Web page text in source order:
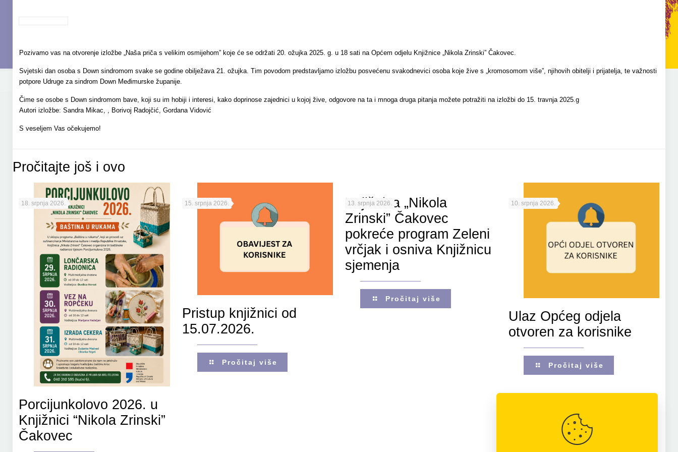
Pozivamo vas na otvorenje izložbe „Naša priča s velikim osmijehom” koje će se održati 20. ožujka 2025. g. u 18 sati na Općem odjelu Knjižnice „Nikola Zrinski” Čakovec.
Svjetski dan osoba s Down sindromom svake se godine obilježava 21. ožujka. Tim povodom predstavljamo izložbu posvećenu svakodnevici osoba koje žive s „kromosomom više”, njihovih obitelji i prijatelja, te važnosti
potpore Udruge za sindrom Down Međimurske županije.
Čime se osobe s Down sindromom bave, koji su im hobiji i interesi, kako doprinose zajednici u kojoj žive, odgovore na ta i mnoga druga pitanja možete potražiti na izložbi do 15. travnja 2025.g
Autori izložbe: Sandra Mikac, , Borivoj Radojčić, Gordana Vidović
S veseljem Vas očekujemo!
Pročitajte još i ovo
18. srpnja 2026.
Porcijunkolovo 2026. u
Knjižnici “Nikola Zrinski”
Čakovec
15. srpnja 2026.
Pristup knjižnici od
15.07.2026.
Pročitaj više
13. srpnja 2026.
Knjižnica „Nikola
Zrinski” Čakovec
pokreće program Zeleni
vrčjak i osniva Knjižnicu
sjemenja
Pročitaj više
10. srpnja 2026.
Ulaz Općeg odjela
otvoren za korisnike
Pročitaj više